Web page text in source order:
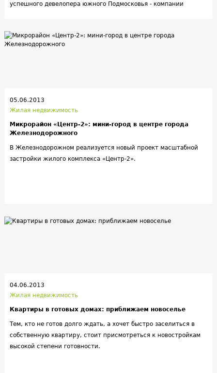
успешного девелопера южного Подмосковья - компании
05.06.2013
Жилая недвижимость
Микрорайон «Центр-2»: мини-город в центре города
Железнодорожного
В Железнодорожном реализуется новый проект масштабной
застройки жилого комплекса «Центр-2».
04.06.2013
Жилая недвижимость
Квартиры в готовых домах: приближаем новоселье
Тем, кто не готов долго ждать, а хочет быстро заселиться в
собственную квартиру, стоит присмотреться к новостройкам
высокой степени готовности.